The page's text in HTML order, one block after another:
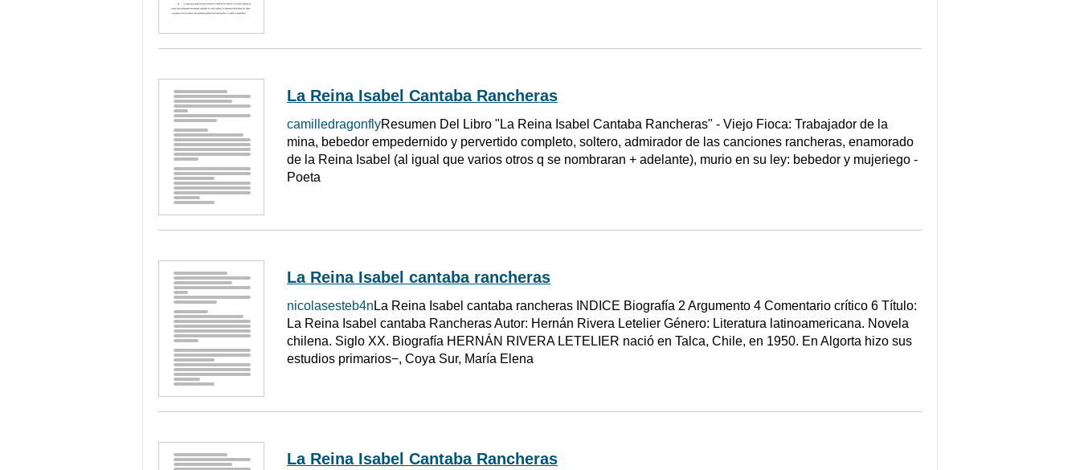
La Reina Isabel Cantaba Rancheras
camilledragonflyResumen Del Libro "La Reina Isabel Cantaba Rancheras" - Viejo Fioca: Trabajador de la
mina, bebedor empedernido y pervertido completo, soltero, admirador de las canciones rancheras, enamorado
de la Reina Isabel (al igual que varios otros q se nombraran + adelante), murio en su ley: bebedor y mujeriego -
Poeta
La Reina Isabel cantaba rancheras
nicolasesteb4n La Reina Isabel cantaba rancheras INDICE Biografía 2 Argumento 4 Comentario crítico 6 Título:
La Reina Isabel cantaba Rancheras Autor: Hernán Rivera Letelier Género: Literatura latinoamericana. Novela
chilena. Siglo XX. Biografía HERNÁN RIVERA LETELIER nació en Talca, Chile, en 1950. En Algorta hizo sus
estudios primarios−, Coya Sur, María Elena
La Reina Isabel Cantaba Rancheras